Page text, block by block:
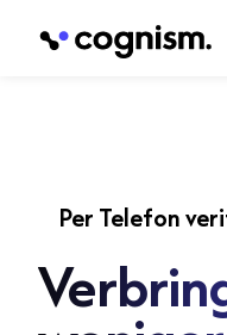
Per Telefon